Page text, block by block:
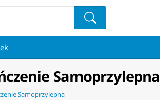
Samoprzylepna
Samoprzylepna